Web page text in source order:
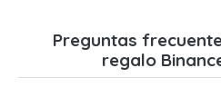
Preguntas
regalo